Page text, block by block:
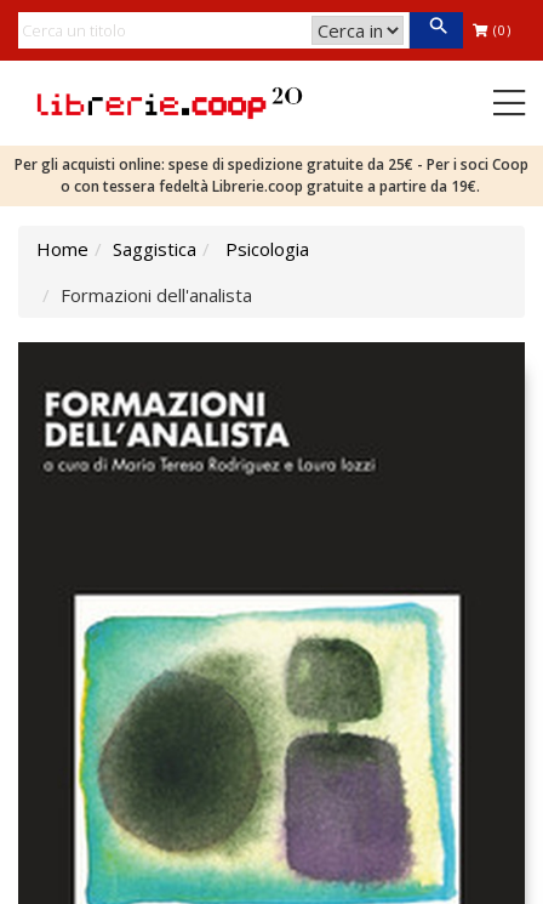
(0)
Per gli acquisti online: spese di spedizione gratuite da 25€ - Per i soci Coop
o con tessera fedeltà Librerie.coop gratuite a partire da 19€.
Home Saggistica
Psicologia
Formazioni dell'analista